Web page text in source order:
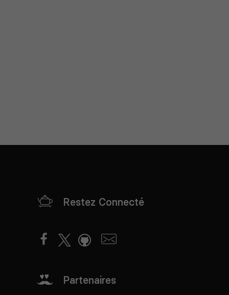
Restez Connecté
Partenaires